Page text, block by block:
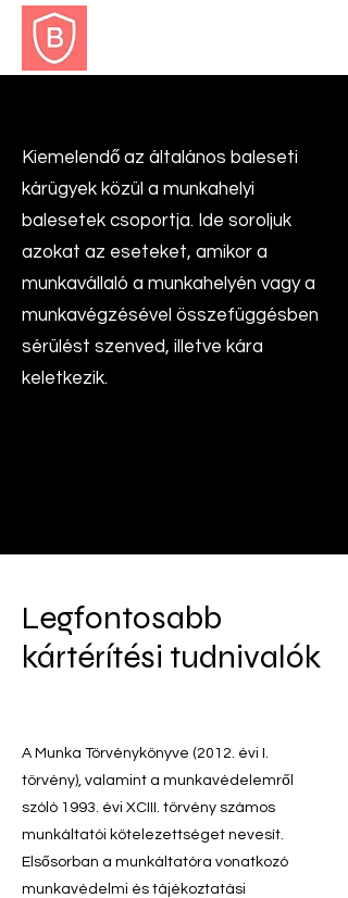
Kiemelendő az általános baleseti
kárügyek közül a munkahelyi
balesetek csoportja. Ide soroljuk
azokat az eseteket, amikor a
munkavállaló a munkahelyén vagy a
munkavégzésével összefüggésben
sérülést szenved, illetve kára
keletkezik.
Legfontosabb
kártérítési tudnivalók
A Munka Törvénykönyve (2012. évi I.
törvény), valamint a munkavédelemről
szóló 1993. évi XCIII. törvény számos
munkáltatói kötelezettséget nevesít.
Elsősorban a munkáltatóra vonatkozó
munkavédelmi és tájékoztatási